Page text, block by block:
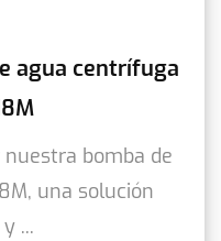
agua centrífuga
bomba de
una solución
...